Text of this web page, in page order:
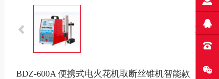
BDZ-600A 便携式电火花机取断丝锥机智能款